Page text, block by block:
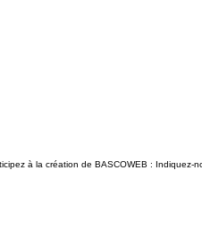
à la création de BASCOWEB : Indiquez-